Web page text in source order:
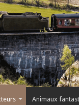
Animaux